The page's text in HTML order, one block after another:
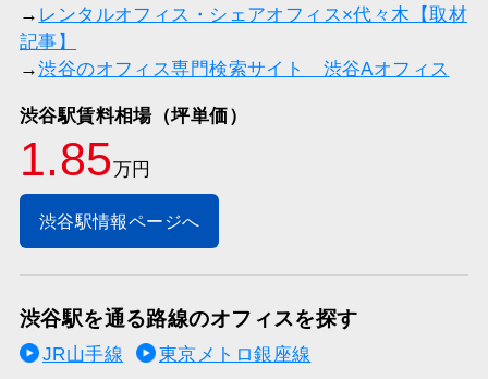
→ レンタルオフィス・シェアオフィス×代々木【取材
記事】
→渋谷のオフィス専門検索サイト 渋谷Aオフィス
渋谷駅賃料相場（坪単価）
1.85万円
渋谷駅情報ページへ
渋谷駅を通る路線のオフィスを探す
JR山手線
東京メトロ銀座線